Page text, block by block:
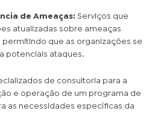
de Ameaças: Serviços que
atualizadas sobre ameaças
que as organizações se
potenciais ataques.
de consultoria para a
e operação de um programa de
as necessidades específicas da